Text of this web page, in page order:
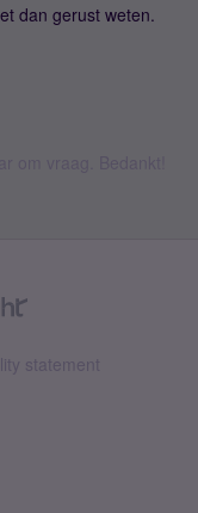
dan gerust weten.
statement